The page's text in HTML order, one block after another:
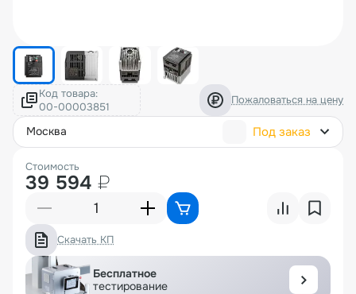
Код товара: Пожаловаться на цену
москва Под заказ
Стоимость
39 594 ₽
Скачать КП
Бесплатное
тестирование